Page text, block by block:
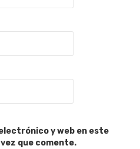
y web en este
que comente.